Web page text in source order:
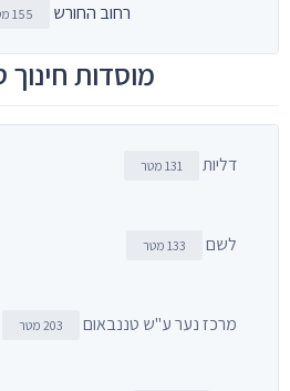
רחוב החורש 155 מטר
מוסדות חינוך
דליות 131 מטר
לשם 133 מטר
מרכז נער ע"ש טננבאום 203 מטר